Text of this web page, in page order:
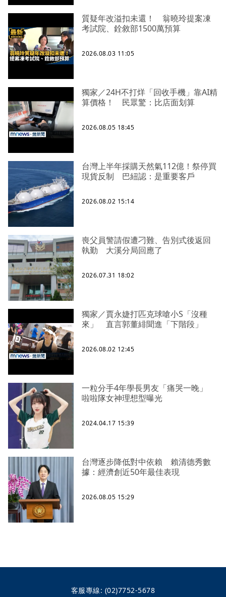
質疑年改溢扣未還！ 翁曉玲提案凍
考試院、銓敘部1500萬預算
2026.08.03 11:05
獨家／24H不打烊「回收手機」靠AI精
算價格！ 民眾驚：比店面划算
2026.08.05 18:45
台灣上半年採購天然氣112億！祭停買
現貨反制 巴紐認：是重要客戶
2026.08.02 15:14
喪父員警請假遭刁難、告別式後返回
執勤 大溪分局回應了
2026.07.31 18:02
獨家／賈永婕打匹克球嗆小S「沒種
來」 直言郭董緋聞進「下階段」
2026.08.02 12:45
一粒分手4年學長男友「痛哭一晚」
啦啦隊女神理想型曝光
2024.04.17 15:39
台灣逐步降低對中依賴 賴清德秀數
據：經濟創近50年最佳表現
2026.08.05 15:29
客服專線: (02)7752-5678